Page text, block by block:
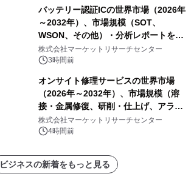
バッテリー認証ICの世界市場（2026年
～2032年）、市場規模（SOT、
WSON、その他）・分析レポートを発
表
株式会社マーケットリサーチセンター
3時間前
オンサイト修理サービスの世界市場
（2026年～2032年）、市場規模（溶
接・金属修復、研削・仕上げ、アライ
メント、その他）・分析レポートを発
表
株式会社マーケットリサーチセンター
4時間前
ビジネスの新着をもっと見る